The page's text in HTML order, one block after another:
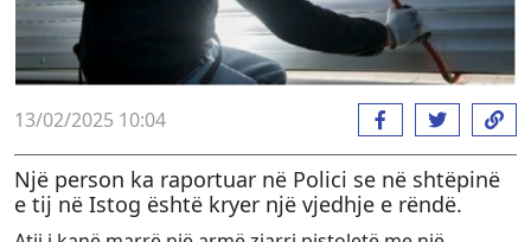
13/02/2025 10:04
Një person ka raportuar në Polici se në shtëpinë
e tij në Istog është kryer një vjedhje e rëndë.